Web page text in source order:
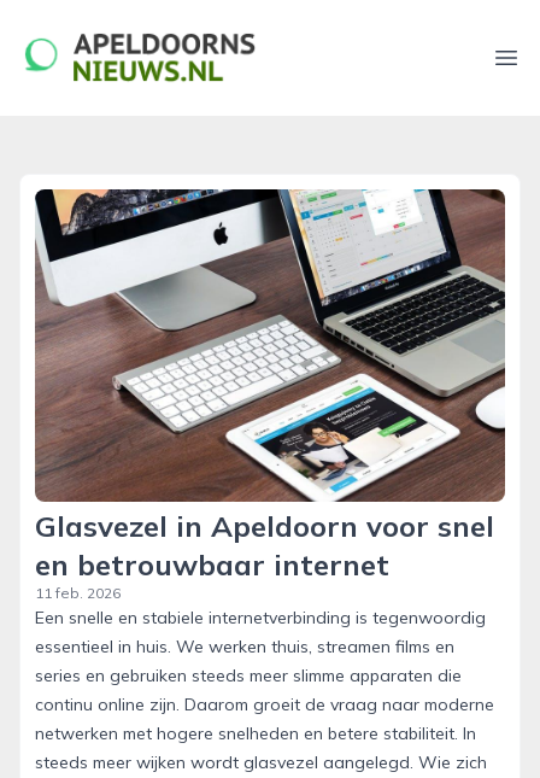
apeldoornsnieuws.nl
Glasvezel in Apeldoorn voor snel
en betrouwbaar internet
11 feb. 2026
Een snelle en stabiele internetverbinding is tegenwoordig
essentieel in huis. We werken thuis, streamen films en
series en gebruiken steeds meer slimme apparaten die
continu online zijn. Daarom groeit de vraag naar moderne
netwerken met hogere snelheden en betere stabiliteit. In
steeds meer wijken wordt glasvezel aangelegd. Wie zich